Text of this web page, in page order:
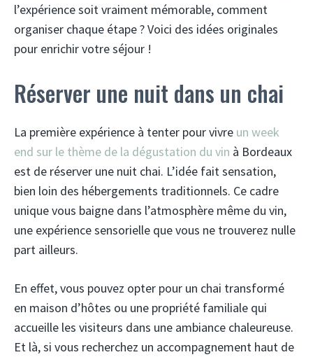
l’expérience soit vraiment mémorable, comment
organiser chaque étape ? Voici des idées originales
pour enrichir votre séjour !
Réserver une nuit dans un chai
La première expérience à tenter pour vivre un week
end sur le thème de la dégustation du vin à Bordeaux
est de réserver une nuit chai. L’idée fait sensation,
bien loin des hébergements traditionnels. Ce cadre
unique vous baigne dans l’atmosphère même du vin,
une expérience sensorielle que vous ne trouverez nulle
part ailleurs.
En effet, vous pouvez opter pour un chai transformé
en maison d’hôtes ou une propriété familiale qui
accueille les visiteurs dans une ambiance chaleureuse.
Et là, si vous recherchez un accompagnement haut de